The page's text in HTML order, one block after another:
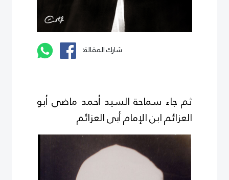
شارك المقالة:
ثم جاء سماحة السيد أحمد ماضى أبو
العزائم ابن الإمام أبى العزائم